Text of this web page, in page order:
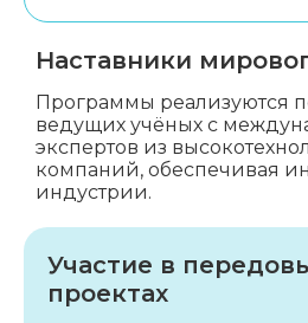
Наставники
Программы реализуются
ведущих учёных с
экспертов из
компаний, обеспечивая
индустрии.
Участие в
проектах